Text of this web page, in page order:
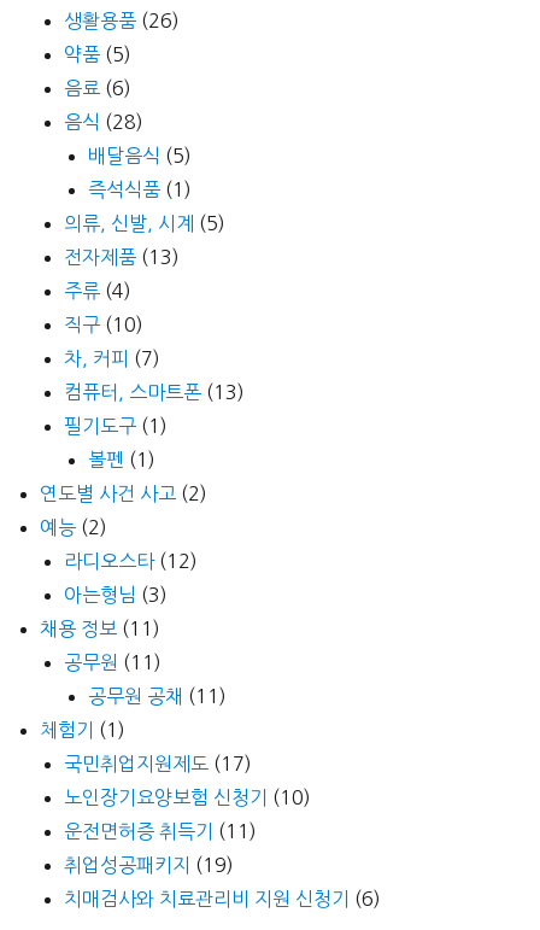
생활용품 (26)
약품 (5)
음료 (6)
음식 (28)
배달음식 (5)
즉석식품 (1)
의류, 신발, 시계 (5)
전자제품 (13)
주류 (4)
직구 (10)
차, 커피 (7)
컴퓨터, 스마트폰 (13)
필기도구 (1)
볼펜 (1)
연도별 사건 사고 (2)
예능 (2)
라디오스타(12)
아는형님 (3)
채용 정보 (11)
공무원 (11)
공무원 공채 (11)
체험기
(1)
국민취업지원제도 (17)
노인장기요양보험 신청기
(10)
운전면허증 취득기
(11)
취업성공패키지
(19)
치매검사와 치료관리비 지원 신청기
(6)